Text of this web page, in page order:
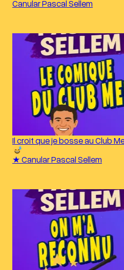
Canular Pascal Sellem
Il croit que je bosse au Club
★ Canular Pascal Sellem